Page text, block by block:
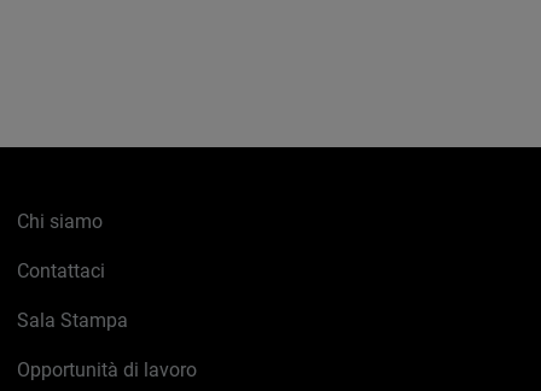
Chi siamo
Contattaci
Sala Stampa
Opportunità di lavoro